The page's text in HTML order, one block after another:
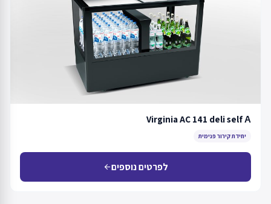
Virginia AC 141 deli self А
יחידת קירור פנימית
לפרטים נוספיםarrow_back